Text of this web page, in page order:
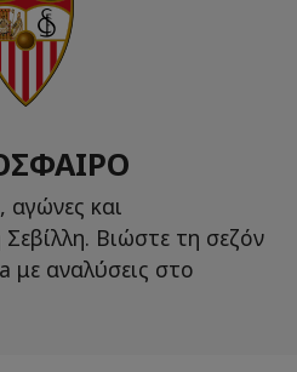
αγώνες και
Βιώστε τη σεζόν
με αναλύσεις στο